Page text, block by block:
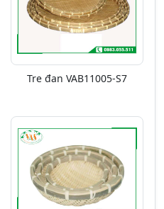
Tre đan VAB11005-S7